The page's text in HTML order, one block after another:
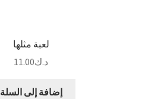
لعبة مثلها
د.ك11.00
إضافة إلى السلة